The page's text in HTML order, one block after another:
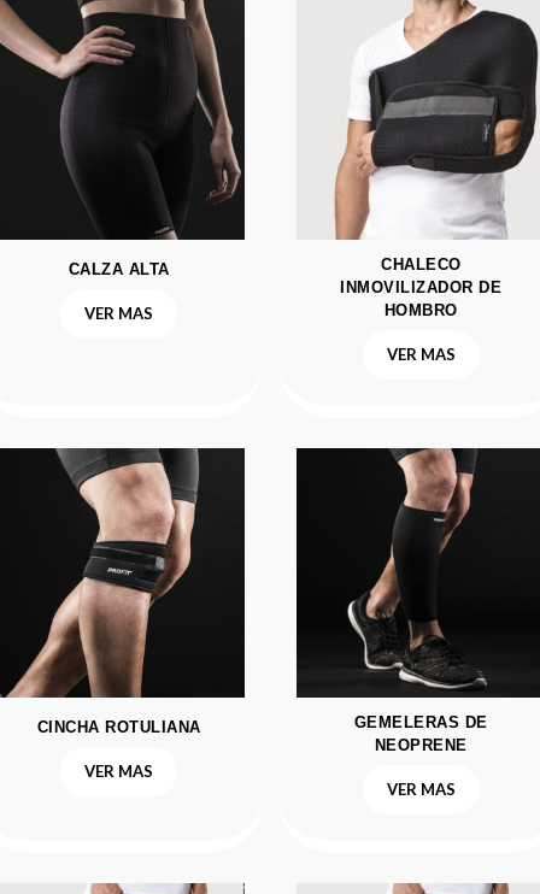
CALZA ALTA
VER MAS
CHALECO
INMOVILIZADOR DE
HOMBRO
VER MAS
CINCHA ROTULIANA
VER MAS
GEMELERAS DE
NEOPRENE
VER MAS